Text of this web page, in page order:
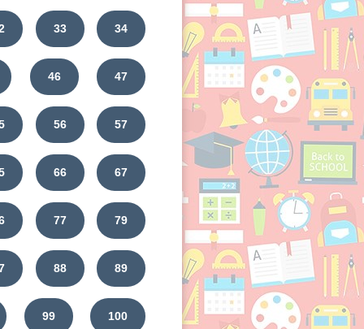
33 34
46 47
56 57
66 67
77 79
88 89
99 100